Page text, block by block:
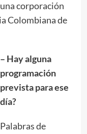
corporación
Colombiana de
– Hay alguna
programación
prevista para ese
día?
Palabras de